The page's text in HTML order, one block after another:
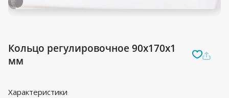
Кольцо регулировочное 90x170x1
мм
Характеристики